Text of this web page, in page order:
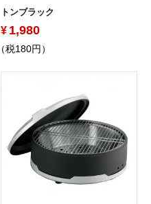
トンブラック
1,980
（税180円）